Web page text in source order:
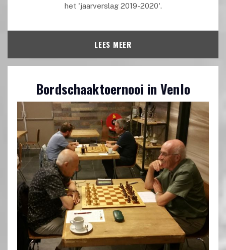
het 'jaarverslag 2019-2020'.
LEES MEER
Bordschaaktoernooi in Venlo